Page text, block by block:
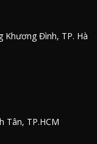
Khương Đình, TP. Hà
Tân, TP.HCM